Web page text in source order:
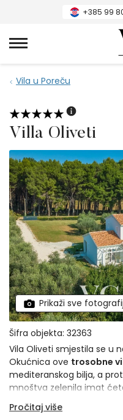
+385 99
Vila u Poreču
Villa Oliveti
Prikaži sve
Šifra objekta: 32363
Vila Oliveti smjestila se u
Okućnica ove trosobne
mediteranskog bilja, a
mnoštva zelenila imat
osami, međutim, naselje
Imat ćete i više nego
Pročitaj više